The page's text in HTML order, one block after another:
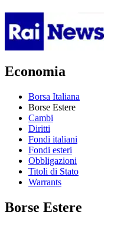
Economia
Borsa Italiana
Borse Estere
Cambi
Diritti
Fondi italiani
Fondi esteri
Obbligazioni
Titoli di Stato
Warrants
Borse Estere